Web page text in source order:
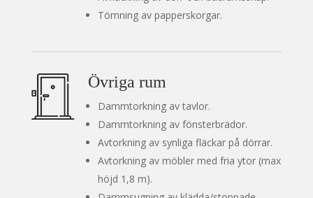
Tömning av papperskorgar.
Övriga rum
Dammtorkning av tavlor.
Dammtorkning av fönsterbrädor.
Avtorkning av synliga fläckar på dörrar.
Avtorkning av möbler med fria ytor (max
höjd 1,8 m).